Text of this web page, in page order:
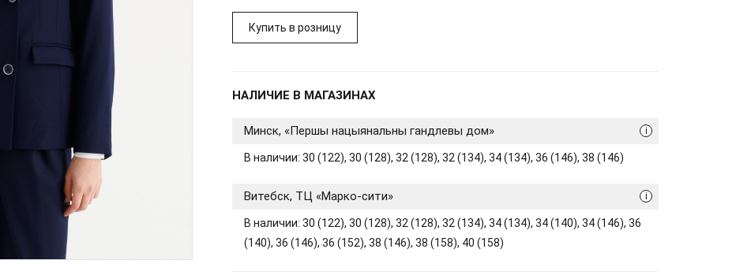
Купить в розницу
НАЛИЧИЕ В МАГАЗИНАХ
i
Минск, «Першы нацыянальны гандлевы дом»
В наличии: 30 (122), 30 (128), 32 (128), 32 (134), 34 (134), 36 (146), 38 (146)
i
Витебск, ТЦ «Марко-сити»
В наличии: 30 (122), 30 (128), 32 (128), 32 (134), 34 (134), 34 (140), 34 (146), 36
(140), 36 (146), 36 (152), 38 (146), 38 (158), 40 (158)